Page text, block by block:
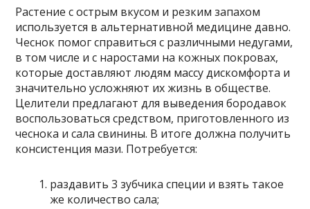
Растение с острым вкусом и резким запахом
используется в альтернативной медицине давно.
Чеснок помог справиться с различными недугами,
в том числе и с наростами на кожных покровах,
которые доставляют людям массу дискомфорта и
значительно усложняют их жизнь в обществе.
Целители предлагают для выведения бородавок
воспользоваться средством, приготовленного из
чеснока и сала свинины. В итоге должна получить
консистенция мази. Потребуется:
раздавить 3 зубчика специи и взять такое
же количество сала;